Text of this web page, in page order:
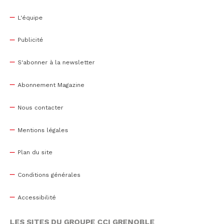
L'équipe
Publicité
S'abonner à la newsletter
Abonnement Magazine
Nous contacter
Mentions légales
Plan du site
Conditions générales
Accessibilité
LES SITES DU GROUPE CCI GRENOBLE